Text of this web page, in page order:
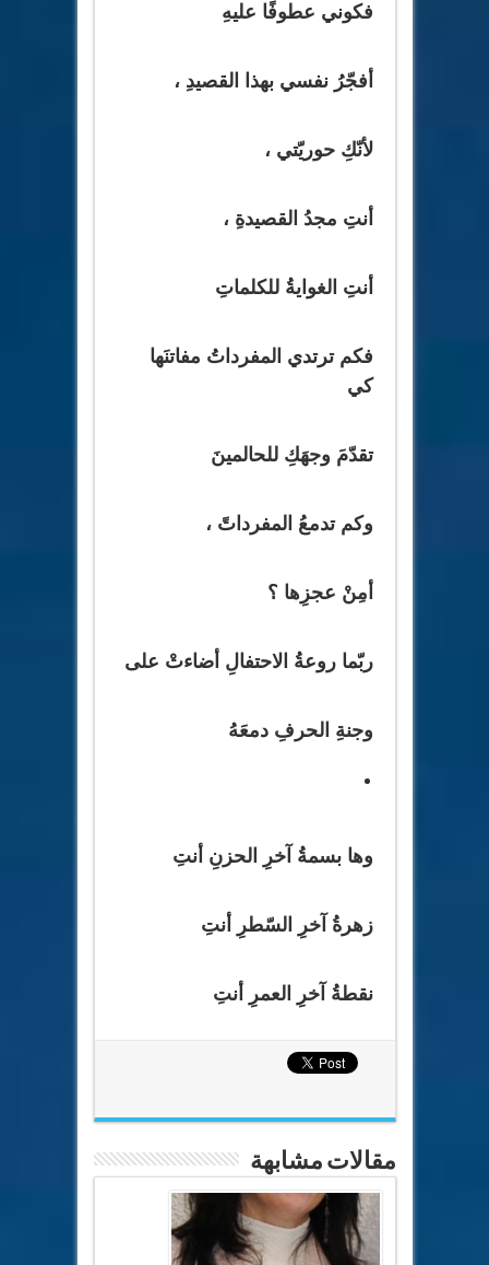
فكوني عطوفًا عليهِ
أفجّرُ نفسي بهذا القصيدِ ،
لأنّكِ حوريّتي ،
أنتِ مجدُ القصيدةِ ،
أنتِ الغوايةُ للكلماتِ
فكم ترتدي المفرداتُ مفاتنَها
كي
تقدّمَ وجهَكِ للحالمينَ
وكم تدمعُ المفرداتً ،
أمِنْ عجزِها ؟
ربّما روعةُ الاحتفالِ أضاءتْ على
وجنةِ الحرفِ دمعَهُ
وها بسمةُ آخرِ الحزنِ أنتِ
زهرةُ آخرِ السّطرِ أنتِ
نقطةُ آخرِ العمرِ أنتِ
مقالات مشابهة